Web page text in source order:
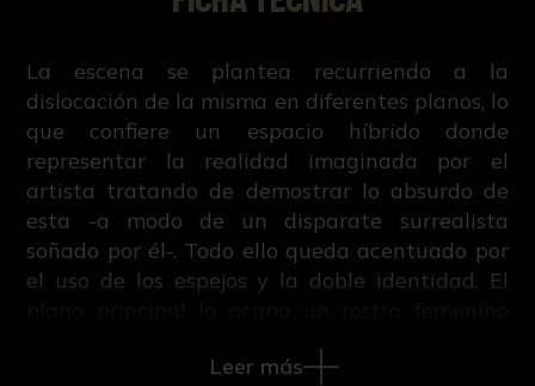
La escena se plantea recurriendo a la
dislocación de la misma en diferentes planos, lo
que confiere un espacio híbrido donde
representar la realidad imaginada por el
artista tratando de demostrar lo absurdo de
esta -a modo de un disparate surrealista
soñado por él-. Todo ello queda acentuado por
el uso de los espejos y la doble identidad. El
oscila entre la figuración y la abstracción-. En
Leer más